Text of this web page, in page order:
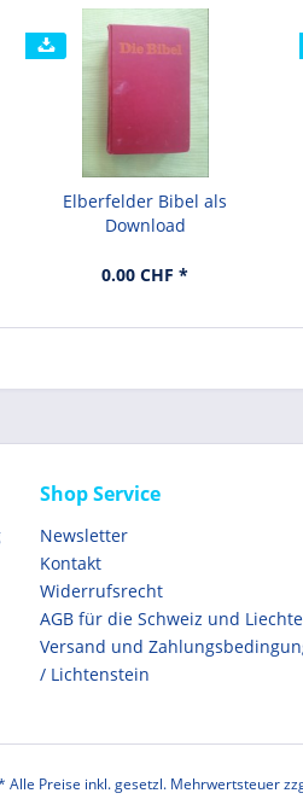
Elberfelder Bibel als
Download
0.00 CHF *
Shop Service
Newsletter
Kontakt
Widerrufsrecht
AGB für die Schweiz und
Versand und
/ Lichtenstein
Alle Preise inkl. gesetzl. Mehrwertsteuer